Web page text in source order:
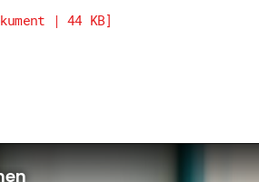
Qualifizierung & Fortbildung
Service
Suche
| 44 KB]